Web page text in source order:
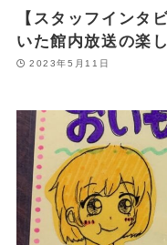
【スタッフインタ
いた館内放送の楽
2023年5月11日